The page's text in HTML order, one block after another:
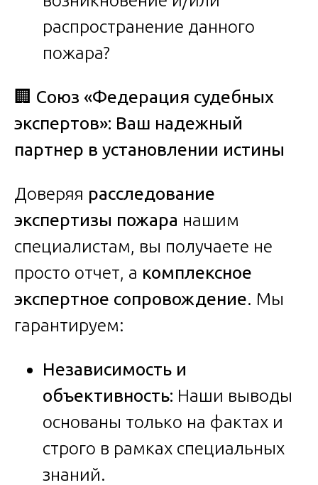
распространение данного
пожара?
🏢 Союз «Федерация судебных
экспертов»: Ваш надежный
партнер в установлении истины
Доверяя расследование
экспертизы пожара нашим
специалистам, вы получаете не
просто отчет, а комплексное
экспертное сопровождение. Мы
гарантируем:
Независимость и
объективность: Наши выводы
основаны только на фактах и
строго в рамках специальных
знаний.